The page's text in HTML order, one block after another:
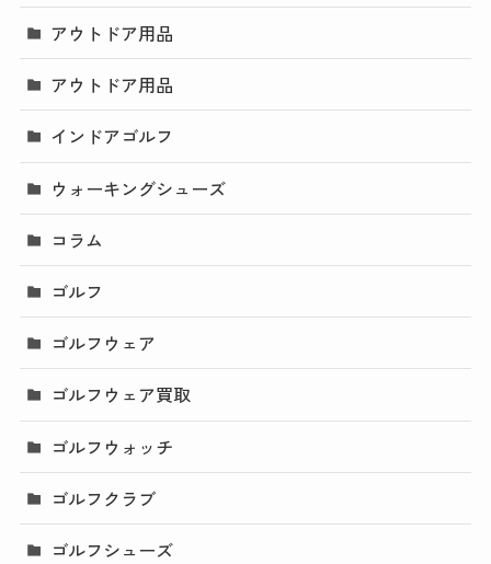
アウトドア用品
アウトドア用品
インドアゴルフ
ウォーキングシューズ
コラム
ゴルフ
ゴルフウェア
ゴルフウェア買取
ゴルフウォッチ
ゴルフクラブ
ゴルフシューズ